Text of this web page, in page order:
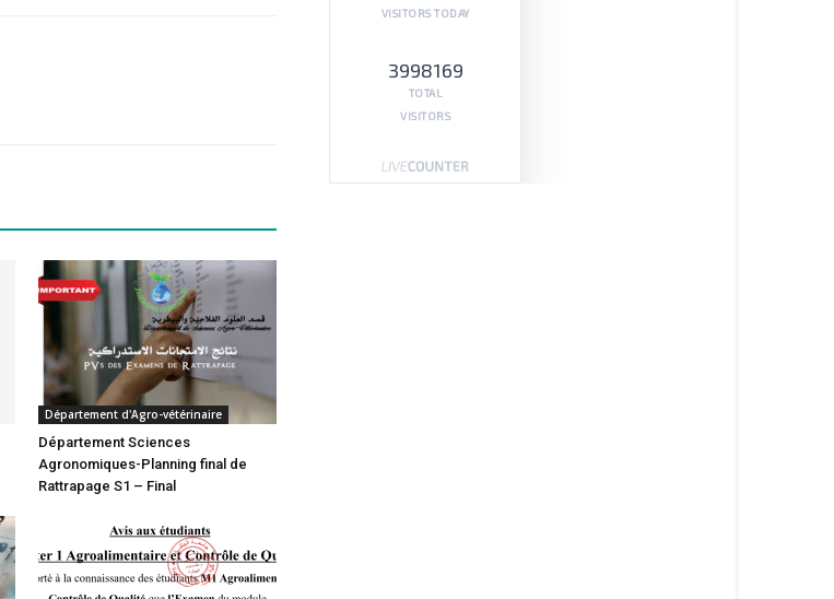
Département d'Agro-vétérinaire
Département Sciences
Agronomiques-Planning final de
Rattrapage S1 – Final
VISITORS TODAY
3998169
TOTAL
VISITORS